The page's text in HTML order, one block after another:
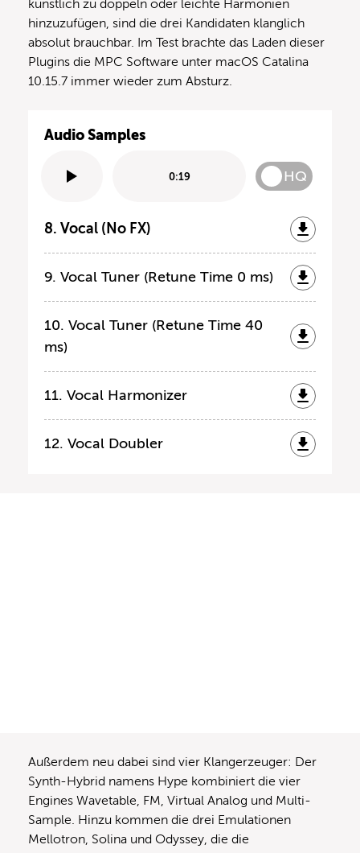
künstlich zu doppeln oder leichte Harmonien
hinzuzufügen, sind die drei Kandidaten klanglich
absolut brauchbar. Im Test brachte das Laden dieser
Plugins die MPC Software unter macOS Catalina
10.15.7 immer wieder zum Absturz.
Audio Samples
0:19 HQ
8. Vocal (No FX)
9. Vocal Tuner (Retune Time 0 ms)
10. Vocal Tuner (Retune Time 40
ms)
11. Vocal Harmonizer
12. Vocal Doubler
Außerdem neu dabei sind vier Klangerzeuger: Der
Synth-Hybrid namens Hype kombiniert die vier
Engines Wavetable, FM, Virtual Analog und Multi-
Sample. Hinzu kommen die drei Emulationen
Mellotron, Solina und Odyssey, die die